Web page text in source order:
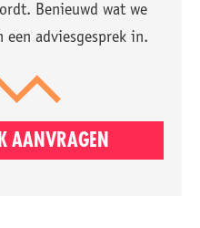
Benieuwd wat we
een adviesgesprek in.
AANVRAGEN